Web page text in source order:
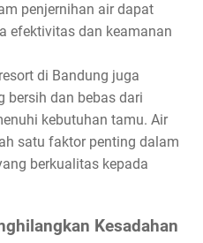
penjernihan air dapat
efektivitas dan keamanan
di Bandung juga
bersih dan bebas dari
kebutuhan tamu. Air
satu faktor penting dalam
berkualitas kepada
Kesadahan